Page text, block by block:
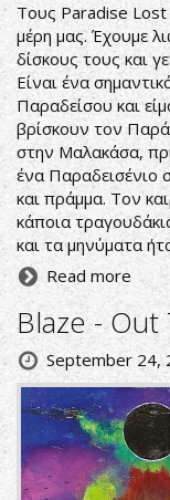
Τους Paradise Lost
μέρη μας. Έχουμε
δίσκους τους και
Είναι ένα
Παραδείσου και
βρίσκουν τον
στην Μαλακάσα,
ένα Παραδεισένιο
και πράμμα. Τον
κάποια
και τα μηνύματα
Read more
Blaze -
September 24,